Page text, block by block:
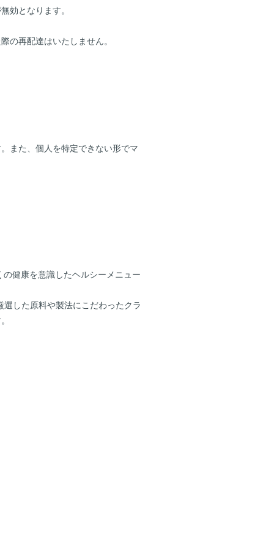
効となります。
の再配達はいたしません。
また、個人を特定できない形でマ
健康を意識したヘルシーメニュー
した原料や製法にこだわったクラ